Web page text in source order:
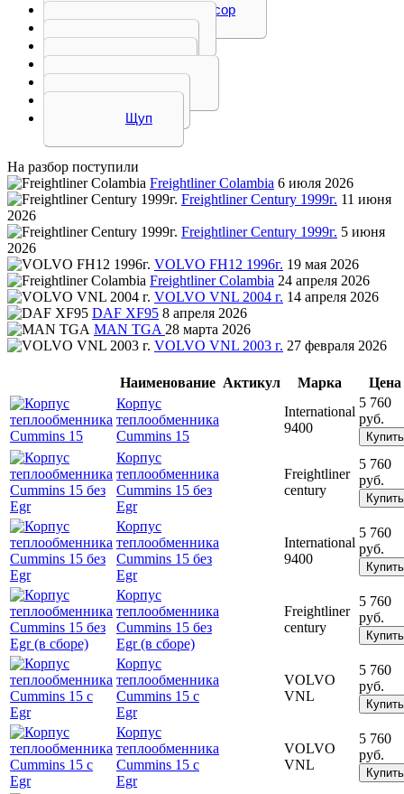
Турбокомпрессор
Щуп
На разбор поступили
Freightliner Colambia 6 июля 2026
Freightliner Century 1999г. 11 июня
2026
Freightliner Century 1999г. 5 июня
2026
VOLVO FH12 1996г. 19 мая 2026
Freightliner Colambia 24 апреля 2026
VOLVO VNL 2004 г. 14 апреля 2026
DAF XF95 8 апреля 2026
MAN TGA 28 марта 2026
VOLVO VNL 2003 г. 27 февраля 2026
Наименование Актикул Марка
Цена
Корпус
теплообменника
Cummins 15
International
9400
5 760
руб.
Купить
Корпус
теплообменника
Cummins 15 без
Egr
Freightliner
century
5 760
руб.
Купить
Корпус
теплообменника
Cummins 15 без
Egr
International
9400
5 760
руб.
Купить
Корпус
теплообменника
Cummins 15 без
Egr (в сборе)
Freightliner
century
5 760
руб.
Купить
Корпус
теплообменника
Cummins 15 с
Egr
VOLVO
VNL
5 760
руб.
Купить
Корпус
теплообменника
Cummins 15 с
Egr
VOLVO
VNL
5 760
руб.
Купить